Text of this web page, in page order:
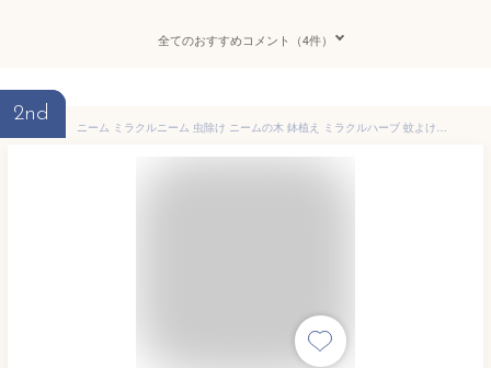
全てのおすすめコメント（4件）
2nd
ニーム ミラクルニーム 虫除け ニームの木 鉢植え ミラクルハーブ 蚊よけ植物 蚊除け 防虫 害虫 有機栽培にこだわる観葉植物 ギフト プレゼント